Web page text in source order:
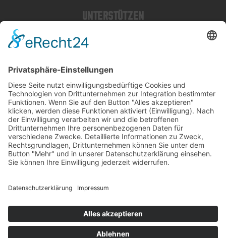
UNTERSTÜTZEN
SOCIAL MEDIA
INSTAGRAM
TIKTOK
FACEBOOK
IMPRESSUM
© 2026 LÖWEN FRANKFURT EISHOCKEY E.V.